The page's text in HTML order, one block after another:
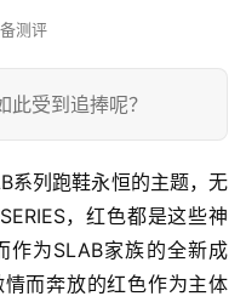
测评
受到追捧呢？
系列跑鞋永恒的主题，无
，红色都是这些神
作为SLAB家族的全新成
而奔放的红色作为主体